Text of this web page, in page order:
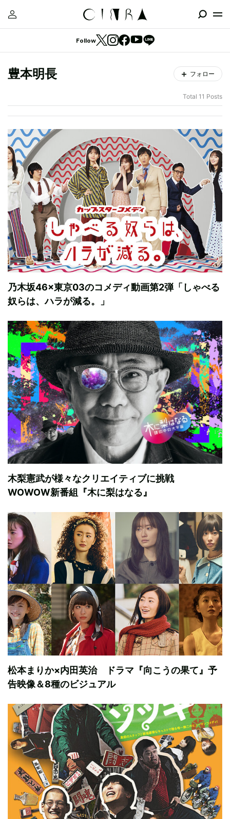
Follow
豊本明長 フォロー
Total 11 Posts
乃木坂46×東京03のコメディ動画第2弾「しゃべる
奴らは、ハラが減る。」
木梨憲武が様々なクリエイティブに挑戦
WOWOW新番組『木に梨はなる』
松本まりか×内田英治 ドラマ『向こうの果て』予
告映像＆8種のビジュアル